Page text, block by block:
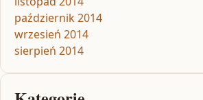
październik 2014
wrzesień 2014
sierpień 2014